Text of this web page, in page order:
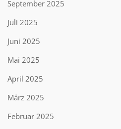
September 2025
Juli 2025
Juni 2025
Mai 2025
April 2025
März 2025
Februar 2025